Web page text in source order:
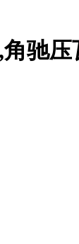
驰